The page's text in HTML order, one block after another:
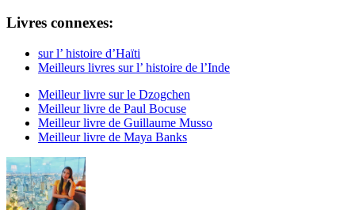
Livres connexes:
sur l’ histoire d’Haïti
Meilleurs livres sur l’ histoire de l’Inde
Meilleur livre sur le Dzogchen
Meilleur livre de Paul Bocuse
Meilleur livre de Guillaume Musso
Meilleur livre de Maya Banks